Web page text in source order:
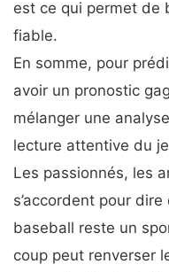
est ce qui permet de
fiable.
En somme, pour
avoir un pronostic
mélanger une
lecture attentive du
Les passionnés, les
s’accordent pour
baseball reste un
coup peut renverser